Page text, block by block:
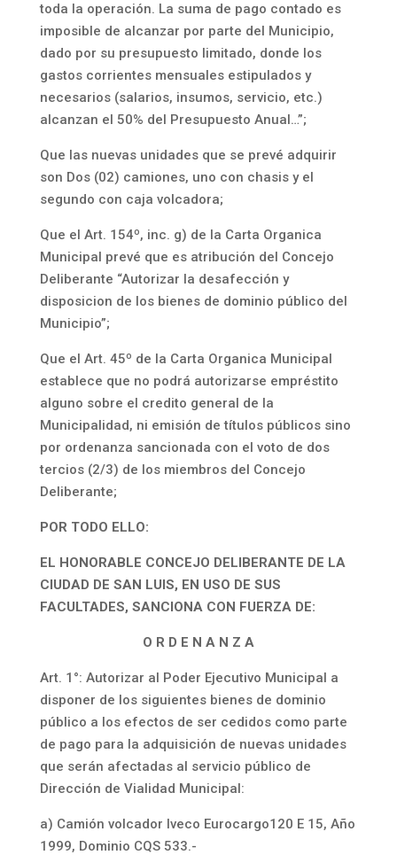
toda la operación. La suma de pago contado es
imposible de alcanzar por parte del Municipio,
dado por su presupuesto limitado, donde los
gastos corrientes mensuales estipulados y
necesarios (salarios, insumos, servicio, etc.)
alcanzan el 50% del Presupuesto Anual…”;
Que las nuevas unidades que se prevé adquirir
son Dos (02) camiones, uno con chasis y el
segundo con caja volcadora;
Que el Art. 154º, inc. g) de la Carta Organica
Municipal prevé que es atribución del Concejo
Deliberante “Autorizar la desafección y
disposicion de los bienes de dominio público del
Municipio”;
Que el Art. 45º de la Carta Organica Municipal
establece que no podrá autorizarse empréstito
alguno sobre el credito general de la
Municipalidad, ni emisión de títulos públicos sino
por ordenanza sancionada con el voto de dos
tercios (2/3) de los miembros del Concejo
Deliberante;
POR TODO ELLO:
EL HONORABLE CONCEJO DELIBERANTE DE LA
CIUDAD DE SAN LUIS, EN USO DE SUS
FACULTADES, SANCIONA CON FUERZA DE:
O R D E N A N Z A
Art. 1°: Autorizar al Poder Ejecutivo Municipal a
disponer de los siguientes bienes de dominio
público a los efectos de ser cedidos como parte
de pago para la adquisición de nuevas unidades
que serán afectadas al servicio público de
Dirección de Vialidad Municipal:
a) Camión volcador Iveco Eurocargo120 E 15, Año
1999, Dominio CQS 533.-